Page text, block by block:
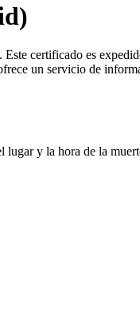
certificado es
un servicio de
y la hora de la